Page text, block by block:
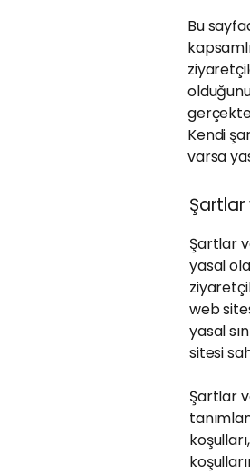
Bu
Kendi
varsa
Şartlar
Şartlar
yasal
web
yasal
sitesi
Şartlar